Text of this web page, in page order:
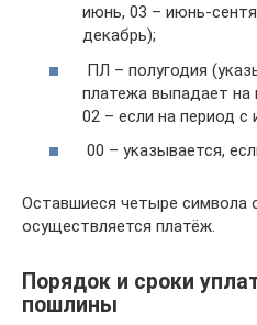
июнь, 03 – июнь-
декабрь);
ПЛ – полугодия
платежа выпадает на
02 – если на период с
00 – указывается,
Оставшиеся четыре символа
осуществляется платёж.
Порядок и сроки
пошлины